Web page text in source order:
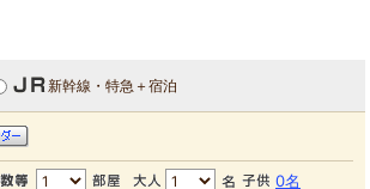
新幹線・特急＋宿泊
0名